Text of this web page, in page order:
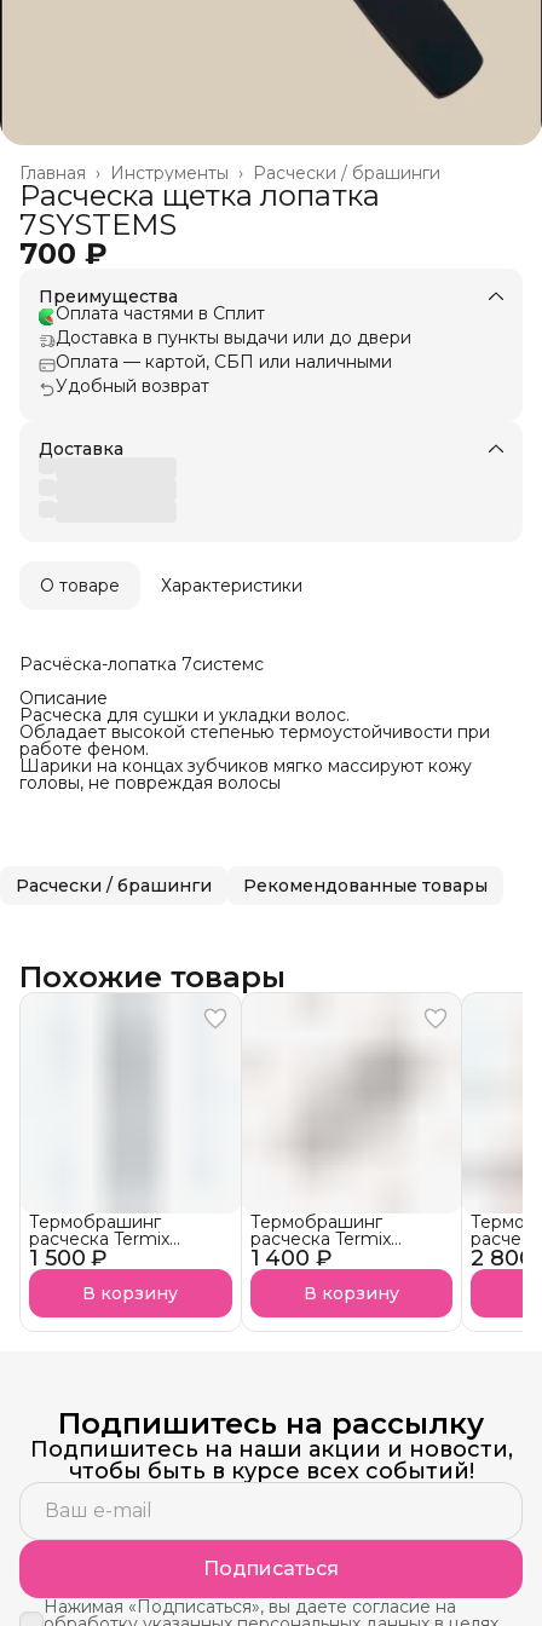
Расчески / брашинги
Инструменты ›
Главная ›
Расческа щетка лопатка
7SYSTEMS
700 ₽
Преимущества
Оплата частями в Сплит
Доставка в пункты выдачи или до двери
Оплата — картой, СБП или наличными
Удобный возврат
Доставка
О товаре Характеристики
Расчёска-лопатка 7системс
Описание
Расческа для сушки и укладки волос.
Обладает высокой степенью термоустойчивости при
работе феном.
Шарики на концах зубчиков мягко массируют кожу
головы, не повреждая волосы
Расчески / брашинги Рекомендованные товары
Похожие товары
1 500 ₽
Термобрашинг
расческа Termix
Evolution XL
В корзину
1 400 ₽
Термобрашинг
расческа Termix
Evolution Soft
В корзину
2 800
Подпишитесь на рассылку
Подпишитесь на наши акции и новости,
чтобы быть в курсе всех событий!
Подписаться
Нажимая «Подписаться», вы даете согласие на